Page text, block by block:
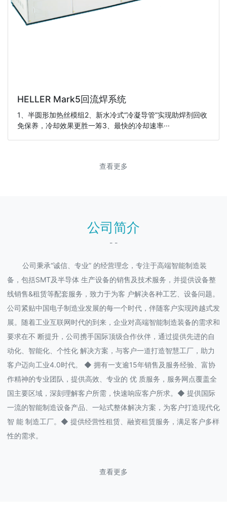
HELLER Mark5回流焊系统
1、半圆形加热丝模组2、新水冷式“冷凝导管”实现助焊剂回收
免保养，冷却效果更胜一筹3、最快的冷却速率···
查看更多
公司简介
- -
公司秉承“诚信、专业” 的经营理念，专注于高端智能制造装
备，包括SMT及半导体 生产设备的销售及技术服务，并提供设备整
线销售&租赁等配套服务，致力于为客 户解决各种工艺、设备问题。
公司紧贴中国电子制造业发展的每一个时代，伴随客户实现跨越式发
展。随着工业互联网时代的到来，企业对高端智能制造装备的需求和
要求在不 断提升，公司携手国际顶级合作伙伴，通过提供先进的自
动化、智能化、个性化 解决方案，与客户一道打造智慧工厂，助力
客户迈向工业4.0时代。 ◆ 拥有一支逾15年销售及服务经验、富协
作精神的专业团队，提供高效、专业的 优 质服务，服务网点覆盖全
国主要区域，深刻理解客户所需，快速响应客户所求。◆ 提供国际
一流的智能制造设备产品、一站式整体解决方案，为客户打造现代化
智 能 制造工厂。◆ 提供经营性租赁、融资租赁服务，满足客户多样
性的需求。
查看更多